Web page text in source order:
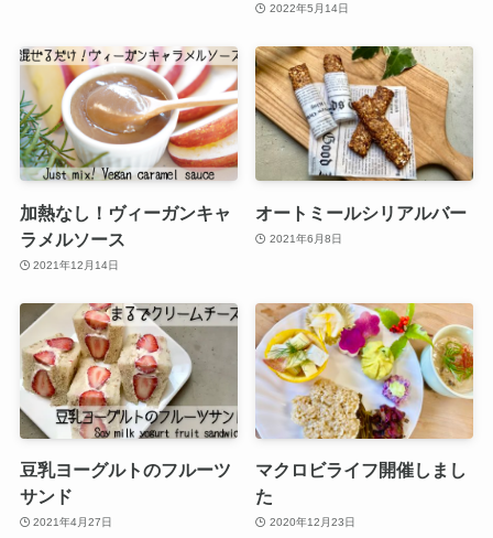
2022年5月14日
加熱なし！ヴィーガンキャ
ラメルソース
2021年12月14日
オートミールシリアルバー
2021年6月8日
豆乳ヨーグルトのフルーツ
サンド
2021年4月27日
マクロビライフ開催しまし
た
2020年12月23日